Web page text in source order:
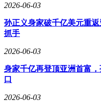
2026-06-03
孙正义身家破千亿美元重
抓手
2026-06-03
身家千亿再登顶亚洲首富
口
2026-06-03